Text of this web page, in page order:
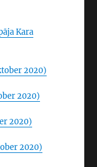
Kara
2020)
2020)
2020)
2020)